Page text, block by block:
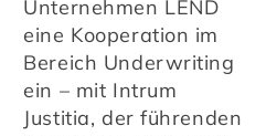
Unternehmen LEND
eine Kooperation im
Bereich Underwriting
ein – mit Intrum
Justitia, der führenden